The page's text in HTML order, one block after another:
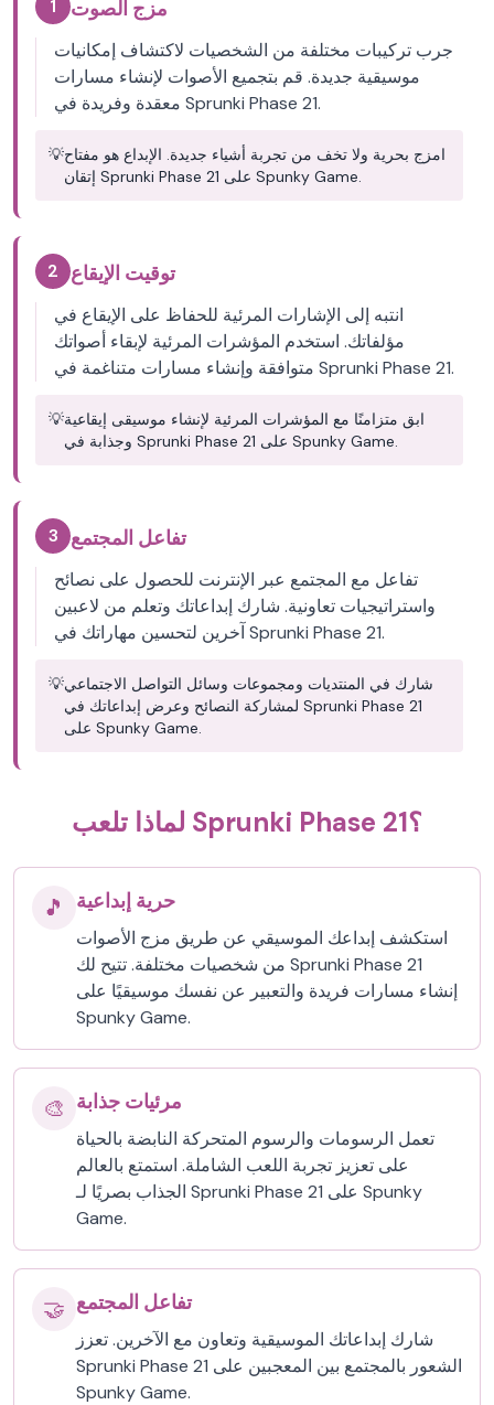
1 مزج الصوت
جرب تركيبات مختلفة من الشخصيات لاكتشاف إمكانيات
موسيقية جديدة. قم بتجميع الأصوات لإنشاء مسارات
معقدة وفريدة في Sprunki Phase 21.
💡امزج بحرية ولا تخف من تجربة أشياء جديدة. الإبداع هو مفتاح
إتقان Sprunki Phase 21 على Spunky Game.
2 توقيت الإيقاع
انتبه إلى الإشارات المرئية للحفاظ على الإيقاع في
مؤلفاتك. استخدم المؤشرات المرئية لإبقاء أصواتك
متوافقة وإنشاء مسارات متناغمة في Sprunki Phase 21.
💡ابق متزامنًا مع المؤشرات المرئية لإنشاء موسيقى إيقاعية
وجذابة في Sprunki Phase 21 على Spunky Game.
3 تفاعل المجتمع
تفاعل مع المجتمع عبر الإنترنت للحصول على نصائح
واستراتيجيات تعاونية. شارك إبداعاتك وتعلم من لاعبين
آخرين لتحسين مهاراتك في Sprunki Phase 21.
💡شارك في المنتديات ومجموعات وسائل التواصل الاجتماعي
لمشاركة النصائح وعرض إبداعاتك في Sprunki Phase 21
على Spunky Game.
لماذا تلعب Sprunki Phase 21؟
🎵 حرية إبداعية
استكشف إبداعك الموسيقي عن طريق مزج الأصوات
من شخصيات مختلفة. تتيح لك Sprunki Phase 21
إنشاء مسارات فريدة والتعبير عن نفسك موسيقيًا على
Spunky Game.
🎨 مرئيات جذابة
تعمل الرسومات والرسوم المتحركة النابضة بالحياة
على تعزيز تجربة اللعب الشاملة. استمتع بالعالم
الجذاب بصريًا لـ Sprunki Phase 21 على Spunky
Game.
🤝 تفاعل المجتمع
شارك إبداعاتك الموسيقية وتعاون مع الآخرين. تعزز
Sprunki Phase 21 الشعور بالمجتمع بين المعجبين على
Spunky Game.